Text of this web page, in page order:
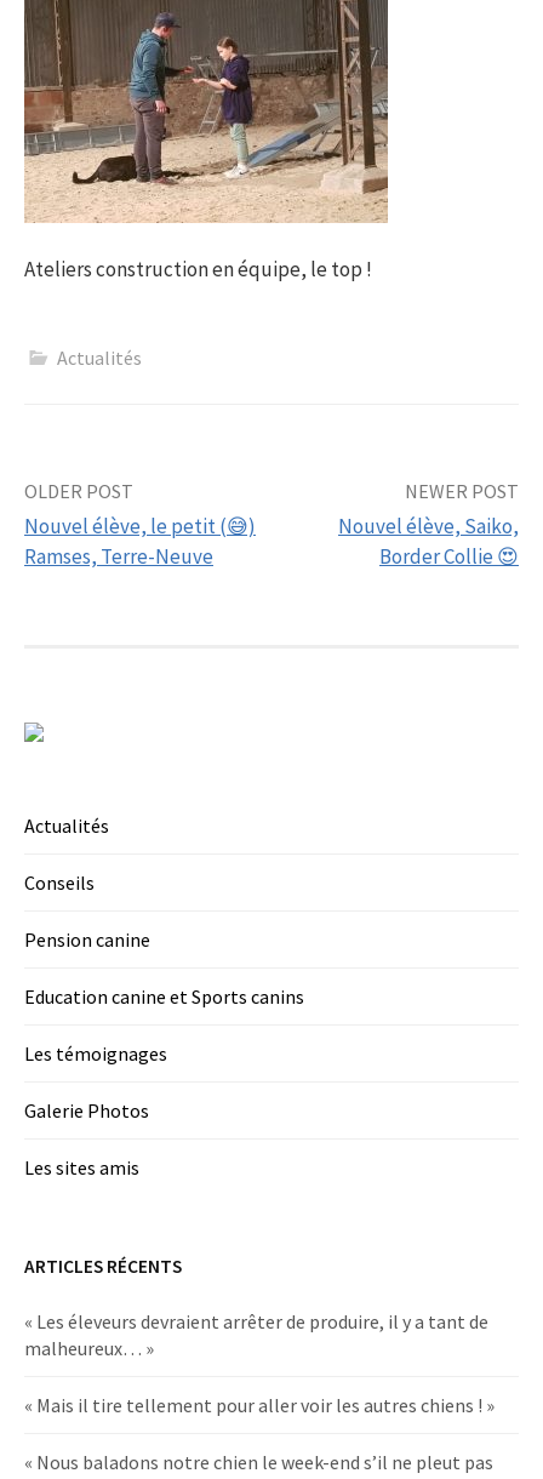
Ateliers construction en équipe, le top !
Actualités
Post
navigation
OLDER POST
Nouvel élève, le petit (😅)
Ramses, Terre-Neuve
NEWER POST
Nouvel élève, Saiko,
Border Collie 😍
Actualités
Conseils
Pension canine
Education canine et Sports canins
Les témoignages
Galerie Photos
Les sites amis
ARTICLES RÉCENTS
« Les éleveurs devraient arrêter de produire, il y a tant de
malheureux… »
« Mais il tire tellement pour aller voir les autres chiens ! »
« Nous baladons notre chien le week-end s’il ne pleut pas